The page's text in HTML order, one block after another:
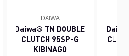
DAIWA
Daiwa® TN DOUBLE
CLUTCH 95SP-G
KIBINAGO